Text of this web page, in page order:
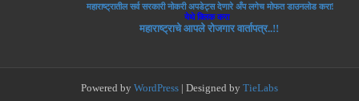
महाराष्ट्रातील सर्व सरकारी नोकरी अपडेट्स देणारे अँप लगेच मोफत डाउनलोड करा!
येथे क्लिक करा
महाराष्ट्राचे आपले रोजगार वार्तापत्र..!!
Powered by WordPress | Designed by TieLabs